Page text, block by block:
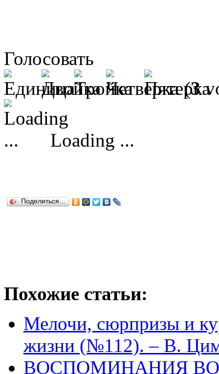
Голосовать
(3
Loading ...
Поделиться…
Похожие статьи:
Мелочи, сюрпризы и
жизни (№112). – В.
ВОСПОМИНАНИЯ